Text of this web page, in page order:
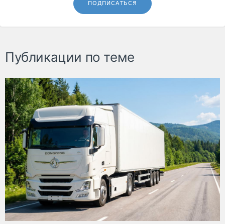
ПОДПИСАТЬСЯ
Публикации по теме